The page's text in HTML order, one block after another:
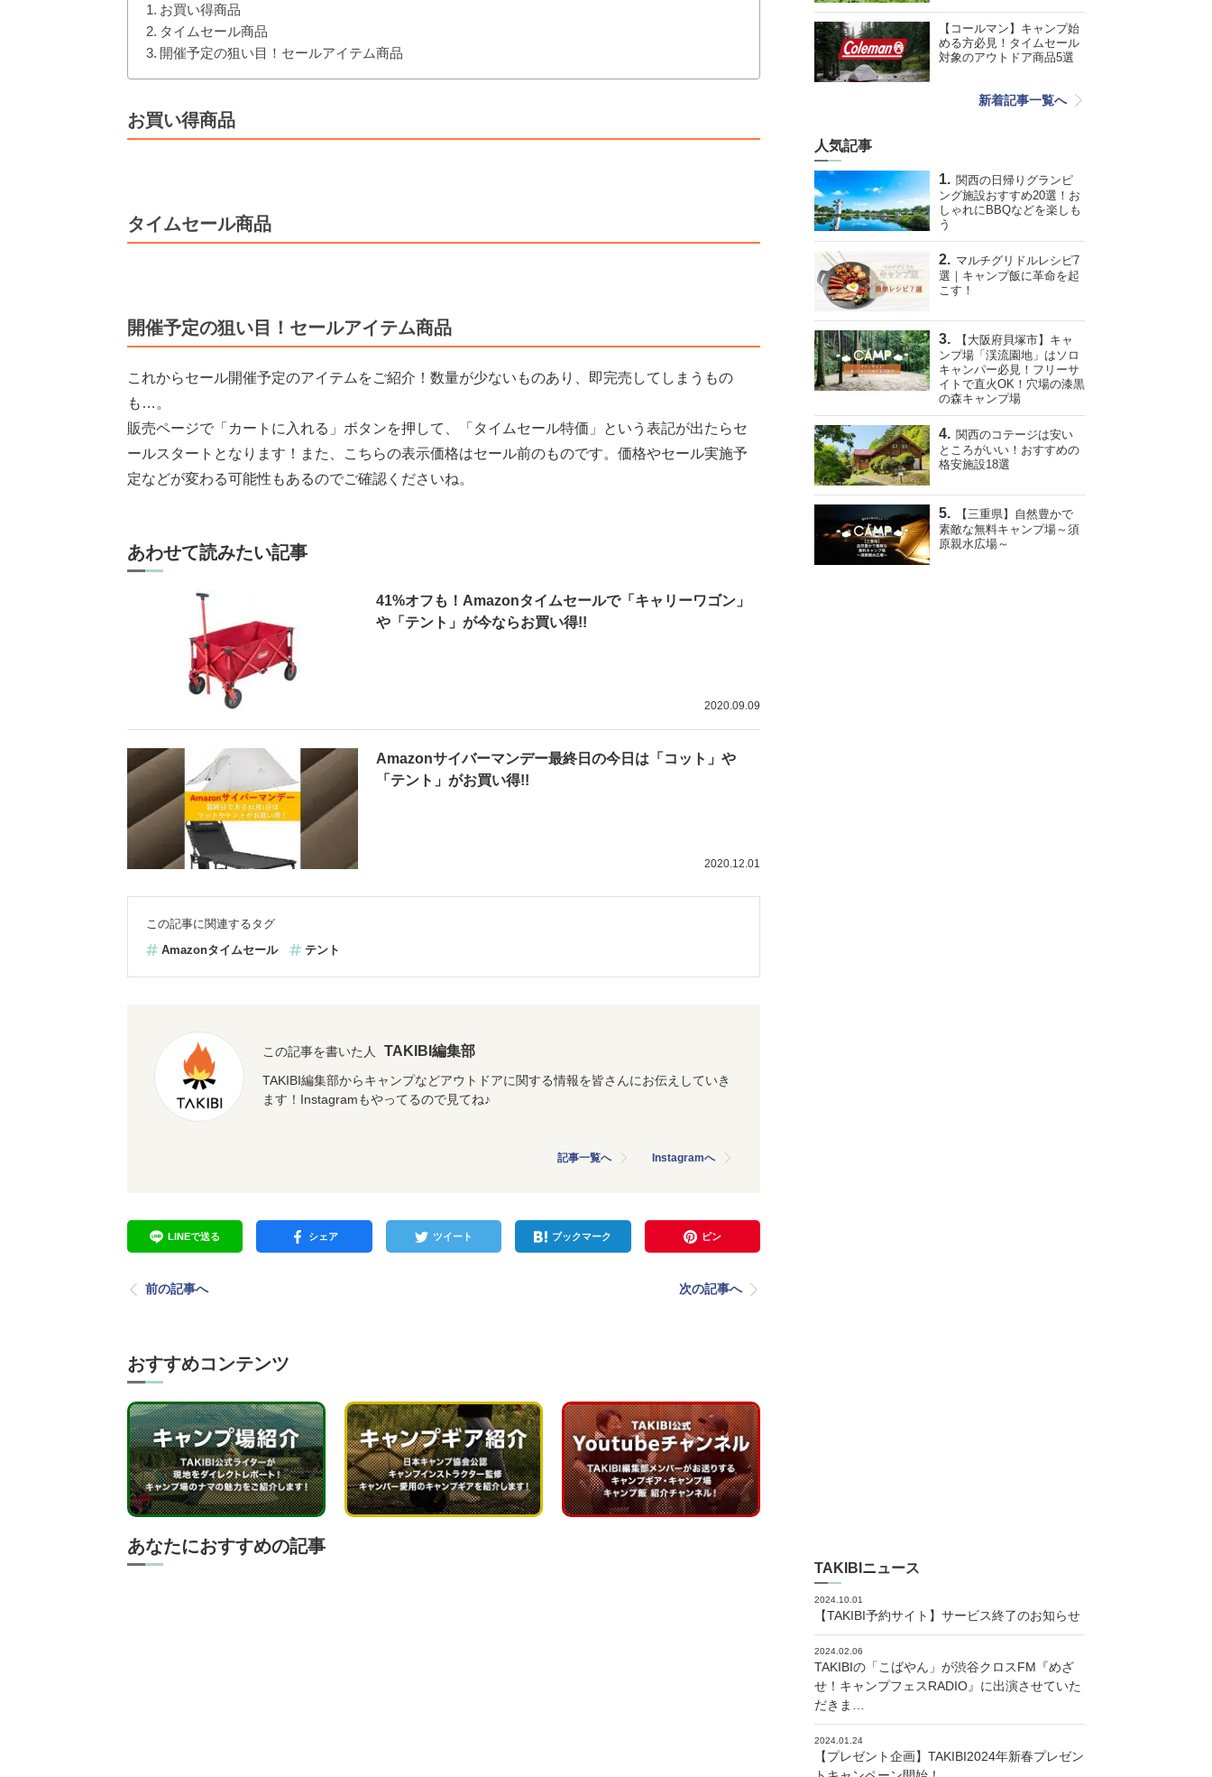
お買い得商品
タイムセール商品
開催予定の狙い目！セールアイテム商品
お買い得商品
タイムセール商品
開催予定の狙い目！セールアイテム商品
これからセール開催予定のアイテムをご紹介！数量が少ないものあり、即完売してしまうもの
も…。
販売ページで「カートに入れる」ボタンを押して、「タイムセール特価」という表記が出たらセ
ールスタートとなります！また、こちらの表示価格はセール前のものです。価格やセール実施予
定などが変わる可能性もあるのでご確認くださいね。
あわせて読みたい記事
41%オフも！Amazonタイムセールで「キャリーワゴン」
や「テント」が今ならお買い得!!
2020.09.09
Amazonサイバーマンデー最終日の今日は「コット」や
「テント」がお買い得!!
2020.12.01
この記事に関連するタグ
Amazonタイムセール
テント
この記事を書いた人 TAKIBI編集部
TAKIBI編集部からキャンプなどアウトドアに関する情報を皆さんにお伝えしていき
ます！Instagramもやってるので見てね♪
記事一覧へ Instagramへ
LINEで送る シェア ツイート ブックマーク ピン
前の記事へ 次の記事へ
おすすめコンテンツ
あなたにおすすめの記事
【コールマン】キャンプ始
める方必見！タイムセール
対象のアウトドア商品5選
新着記事一覧へ
人気記事
関西の日帰りグランピ
ング施設おすすめ20選！お
しゃれにBBQなどを楽しも
う
マルチグリドルレシピ7
選｜キャンプ飯に革命を起
こす！
【大阪府貝塚市】キャ
ンプ場「渓流園地」はソロ
キャンパー必見！フリーサ
イトで直火OK！穴場の漆黒
の森キャンプ場
関西のコテージは安い
ところがいい！おすすめの
格安施設18選
【三重県】自然豊かで
素敵な無料キャンプ場～須
原親水広場～
TAKIBIニュース
2024.10.01
【TAKIBI予約サイト】サービス終了のお知らせ
2024.02.06
TAKIBIの「こばやん」が渋谷クロスFM『めざ
せ！キャンプフェスRADIO』に出演させていた
だきま…
2024.01.24
【プレゼント企画】TAKIBI2024年新春プレゼン